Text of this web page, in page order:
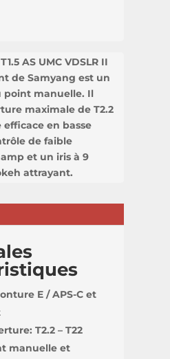
AS UMC VDSLR II
de Samyang est un
point manuelle. Il
maximale de T2.2
en basse
de faible
et un iris à 9
attrayant.
E / APS-C et
T2.2 – T22
manuelle et